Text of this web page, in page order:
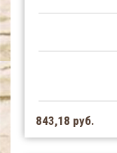
843,18 руб.